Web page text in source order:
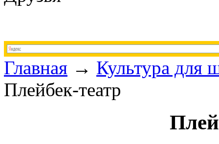
Главная → Культура для
Плейбек-театр